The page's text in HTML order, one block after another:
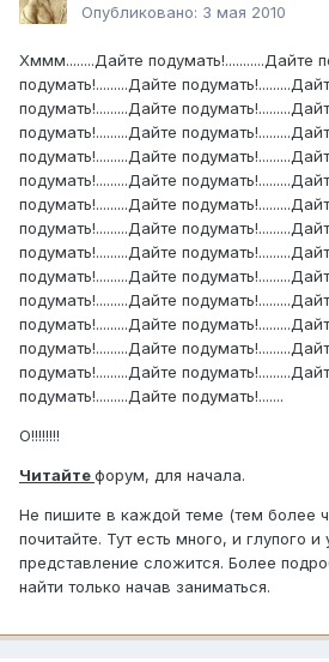
Опубликовано: 3 мая 2010
Хммм........Дайте подумать!...........Дайте
подумать!.........Дайте
подумать!.........Дайте
подумать!.........Дайте
подумать!.........Дайте
подумать!.........Дайте
подумать!.........Дайте
подумать!.........Дайте
подумать!.........Дайте
подумать!.........Дайте
подумать!.........Дайте
подумать!.........Дайте
подумать!.........Дайте
подумать!.........Дайте
подумать!.........Дайте подумать!.......
О!!!!!!!!
Читайтефорум, для начала.
Не пишите в каждой теме (тем более
почитайте. Тут есть много, и глупого
представление сложится. Более
найти только начав заниматься.